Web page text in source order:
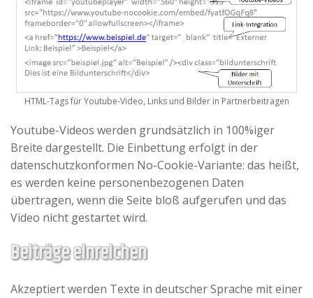
HTML-Tags für Youtube-Video, Links und Bilder in Partnerbeiträgen
Youtube-Videos werden grundsätzlich in 100%iger
Breite dargestellt. Die Einbettung erfolgt in der
datenschutzkonformen No-Cookie-Variante: das heißt,
es werden keine personenbezogenen Daten
übertragen, wenn die Seite bloß aufgerufen und das
Video nicht gestartet wird.
Beiträge einreichen
Akzeptiert werden Texte in deutscher Sprache mit einer